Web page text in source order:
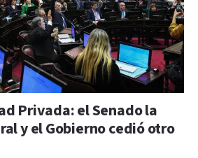
Privada: el Senado la
y el Gobierno cedió otro